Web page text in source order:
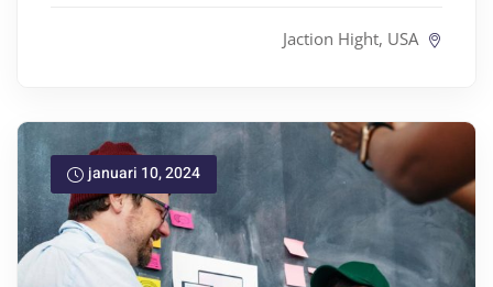
Jaction Hight, USA
januari 10, 2024